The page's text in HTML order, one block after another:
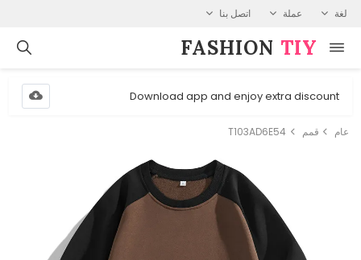
لغة عملة اتصل بنا
FASHION⁠ TIY
Download app and enjoy extra discount
عام قمم T103AD6E54